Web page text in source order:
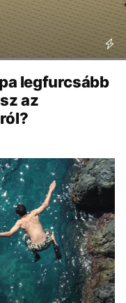
legfurcsább
az